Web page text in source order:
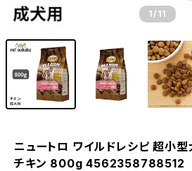
1 /11
ニュートロ ワイルドレシピ 超小
チキン 800g 4562358788512